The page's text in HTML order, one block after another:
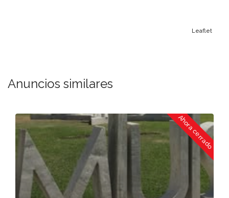
Leaflet
Anuncios similares
Ahora cerrado